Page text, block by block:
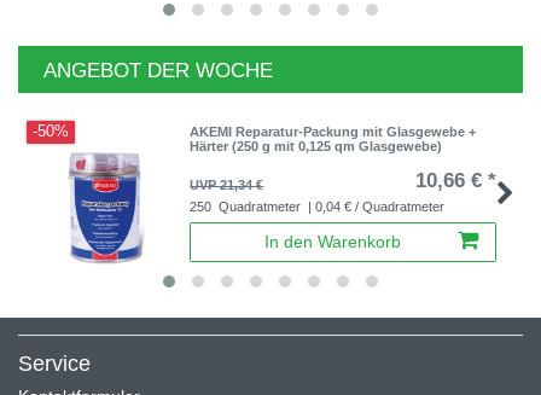
ANGEBOT DER WOCHE
-50%
AKEMI Reparatur-Packung mit Glasgewebe +
Härter (250 g mit 0,125 qm Glasgewebe)
UVP 21,34 € 10,66 € *
250 Quadratmeter | 0,04 € / Quadratmeter
In den Warenkorb
Service